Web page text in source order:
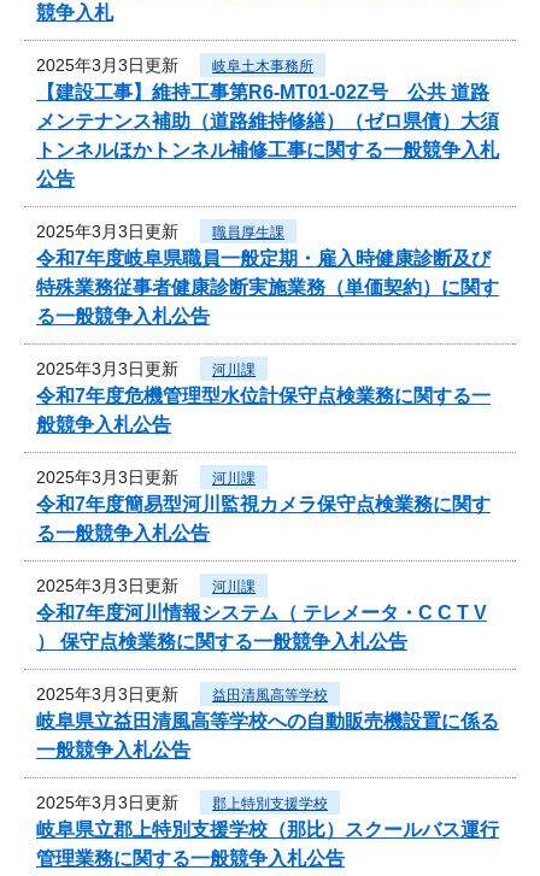
競争入札
2025年3月3日更新 岐阜土木事務所
【建設工事】維持工事第R6-MT01-02Z号 公共 道路
メンテナンス補助（道路維持修繕）（ゼロ県債）大須
トンネルほかトンネル補修工事に関する一般競争入札
公告
2025年3月3日更新 職員厚生課
令和7年度岐阜県職員一般定期・雇入時健康診断及び
特殊業務従事者健康診断実施業務（単価契約）に関す
る一般競争入札公告
2025年3月3日更新 河川課
令和7年度危機管理型水位計保守点検業務に関する一
般競争入札公告
2025年3月3日更新 河川課
令和7年度簡易型河川監視カメラ保守点検業務に関す
る一般競争入札公告
2025年3月3日更新 河川課
令和7年度河川情報システム（ テレメータ・C C T V
） 保守点検業務に関する一般競争入札公告
2025年3月3日更新 益田清風高等学校
岐阜県立益田清風高等学校への自動販売機設置に係る
一般競争入札公告
2025年3月3日更新 郡上特別支援学校
岐阜県立郡上特別支援学校（那比）スクールバス運行
管理業務に関する一般競争入札公告